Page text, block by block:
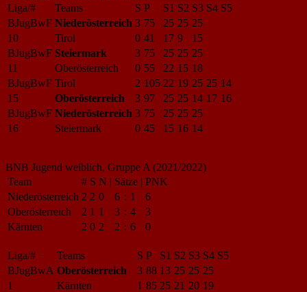
Liga/#
Teams S P S1 S2 S3 S4 S5
BJugBwF Niederösterreich 3 75 25 25 25
10
Tirol 0 41 17 9
15
BJugBwF Steiermark 3 75 25 25 25
11
Oberösterreich 0 55 22 15 18
BJugBwF Tirol 2 105 22 19 25 25 14
15
Oberösterreich 3 97 25 25 14 17 16
BJugBwF Niederösterreich 3 75 25 25 25
16
Steiermark 0 45 15 16 14
BNB Jugend weiblich, Gruppe A (2021/2022)
Team
# S N | Sätze | PNK
Niederösterreich 2 2 0 6 : 1
6
Oberösterreich
2 1 1 3 : 4
3
Kärnten
2 0 2 2 : 6 0
Liga/# Teams S P S1 S2 S3 S4 S5
BJugBwA Oberösterreich 3 88 13 25 25 25
1
Kärnten 1 85 25 21 20 19